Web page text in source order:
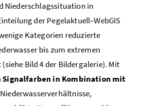
Niederschlagssituation in
der Pegelaktuell–WebGIS
Kategorien reduzierte
bis zum extremen
Bild 4 der Bildergalerie). Mit
in Kombination mit